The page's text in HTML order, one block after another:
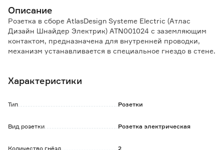
Описание
Розетка в сборе AtlasDesign Systeme Electric (Атлас
Дизайн Шнайдер Электрик) ATN001024 с заземляющим
контактом, предназначена для внутренней проводки,
механизм устанавливается в специальное гнездо в стене.
- высокое качество и легкость установки;
высококачественного ABS-пластика, устойчивого к
- четкая маркировка клемм;
Характеристики
Тип Розетки
Вид розетки Розетка электрическая
Количество гнёзд 2